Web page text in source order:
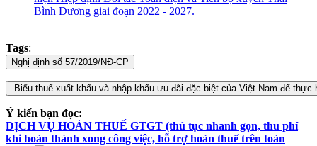
Bình Dương giai đoạn 2022 - 2027.
Tags:
Ý kiến bạn đọc:
DỊCH VỤ HOÀN THUẾ GTGT (thủ tục nhanh gọn, thu phí
khi hoàn thành xong công việc, hỗ trợ hoàn thuế trên toàn